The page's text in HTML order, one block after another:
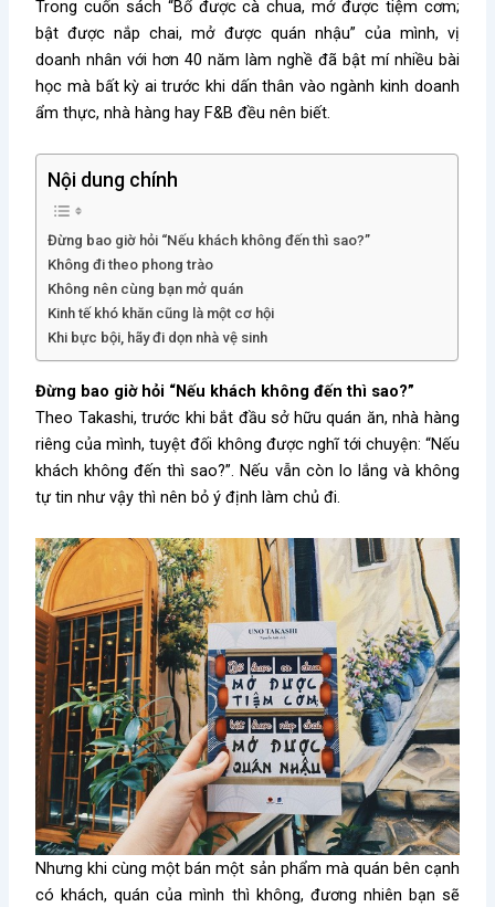
Trong cuốn sách “Bổ được cà chua, mở được tiệm cơm;
bật được nắp chai, mở được quán nhậu” của mình, vị
doanh nhân với hơn 40 năm làm nghề đã bật mí nhiều bài
học mà bất kỳ ai trước khi dấn thân vào ngành kinh doanh
ẩm thực, nhà hàng hay F&B đều nên biết.
Nội dung chính
Đừng bao giờ hỏi “Nếu khách không đến thì sao?”
Không đi theo phong trào
Không nên cùng bạn mở quán
Kinh tế khó khăn cũng là một cơ hội
Khi bực bội, hãy đi dọn nhà vệ sinh
Đừng bao giờ hỏi “Nếu khách không đến thì sao?”
Theo Takashi, trước khi bắt đầu sở hữu quán ăn, nhà hàng
riêng của mình, tuyệt đối không được nghĩ tới chuyện: “Nếu
khách không đến thì sao?”. Nếu vẫn còn lo lắng và không
tự tin như vậy thì nên bỏ ý định làm chủ đi.
Nhưng khi cùng một bán một sản phẩm mà quán bên cạnh
có khách, quán của mình thì không, đương nhiên bạn sẽ